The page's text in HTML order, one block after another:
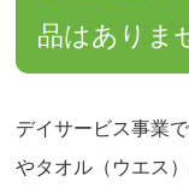
品はありま
デイサービス事業
やタオル（ウエス